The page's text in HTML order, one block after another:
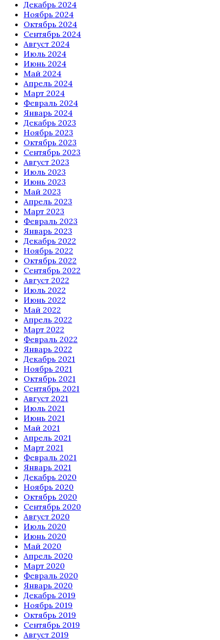
Декабрь 2024
Ноябрь 2024
Октябрь 2024
Сентябрь 2024
Август 2024
Июль 2024
Июнь 2024
Май 2024
Апрель 2024
Март 2024
Февраль 2024
Январь 2024
Декабрь 2023
Ноябрь 2023
Октябрь 2023
Сентябрь 2023
Август 2023
Июль 2023
Июнь 2023
Май 2023
Апрель 2023
Март 2023
Февраль 2023
Январь 2023
Декабрь 2022
Ноябрь 2022
Октябрь 2022
Сентябрь 2022
Август 2022
Июль 2022
Июнь 2022
Май 2022
Апрель 2022
Март 2022
Февраль 2022
Январь 2022
Декабрь 2021
Ноябрь 2021
Октябрь 2021
Сентябрь 2021
Август 2021
Июль 2021
Июнь 2021
Май 2021
Апрель 2021
Март 2021
Февраль 2021
Январь 2021
Декабрь 2020
Ноябрь 2020
Октябрь 2020
Сентябрь 2020
Август 2020
Июль 2020
Июнь 2020
Май 2020
Апрель 2020
Март 2020
Февраль 2020
Январь 2020
Декабрь 2019
Ноябрь 2019
Октябрь 2019
Сентябрь 2019
Август 2019